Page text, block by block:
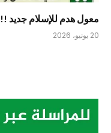
معول هدم للإسلام جديد !!
20 يونيو، 2026